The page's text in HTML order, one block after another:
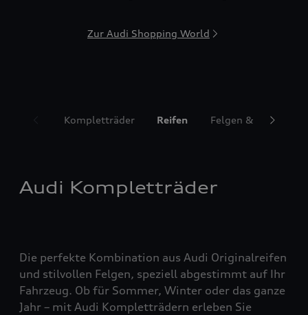
Zur Audi Shopping World
Kompletträder Reifen Felgen &
Audi Kompletträder
Die perfekte Kombination aus Audi Originalreifen
und stilvollen Felgen, speziell abgestimmt auf Ihr
Fahrzeug. Ob für Sommer, Winter oder das ganze
Jahr – mit Audi Kompletträdern erleben Sie